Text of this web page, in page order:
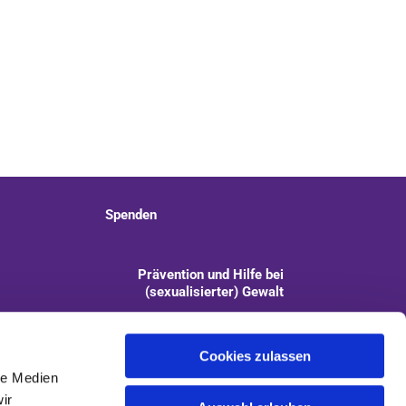
Medien
Cookies zulassen
Spenden
Prävention und Hilfe bei
(sexualisierter) Gewalt
info@kirchengemeinde-staaken.de